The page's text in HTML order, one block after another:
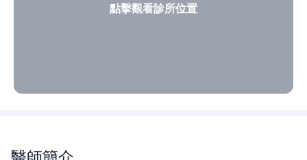
點擊觀看診所位置